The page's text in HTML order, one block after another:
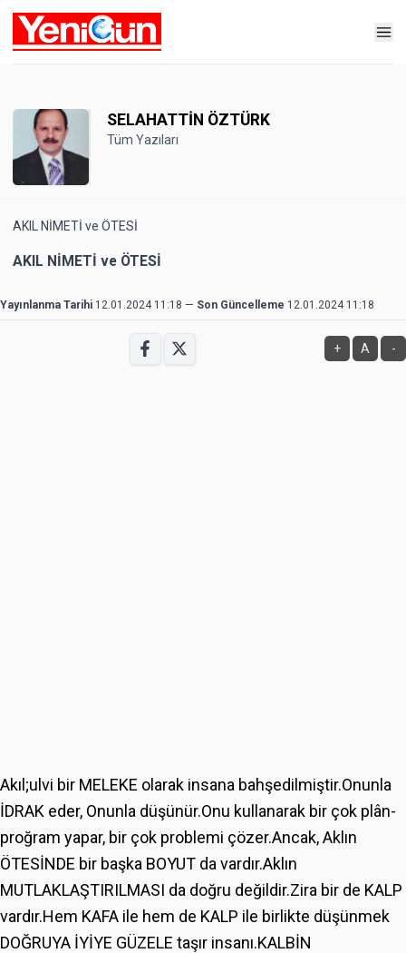
SELAHATTİN ÖZTÜRK
Tüm Yazıları
AKIL NİMETİ ve ÖTESİ
AKIL NİMETİ ve ÖTESİ
Yayınlanma Tarihi 12.01.2024 11:18 — Son Güncelleme 12.01.2024 11:18
+ A -
Akıl;ulvi bir MELEKE olarak insana bahşedilmiştir.Onunla
İDRAK eder, Onunla düşünür.Onu kullanarak bir çok plân-
proğram yapar, bir çok problemi çözer.Ancak, Aklın
ÖTESİNDE bir başka BOYUT da vardır.Aklın
MUTLAKLAŞTIRILMASI da doğru değildir.Zira bir de KALP
vardır.Hem KAFA ile hem de KALP ile birlikte düşünmek
DOĞRUYA İYİYE GÜZELE taşır insanı.KALBİN